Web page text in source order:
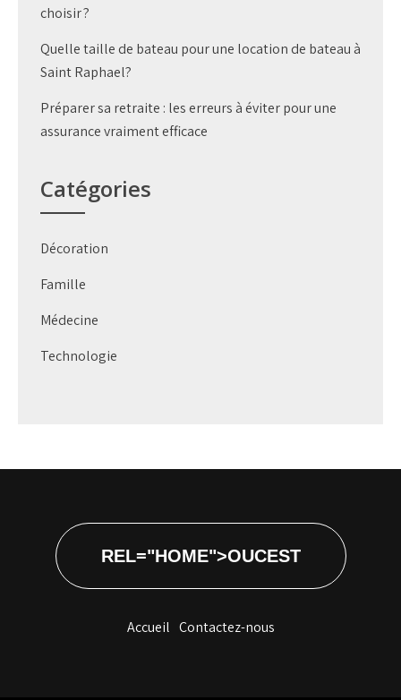
choisir ?
Quelle taille de bateau pour une location de bateau à
Saint Raphael?
Préparer sa retraite : les erreurs à éviter pour une
assurance vraiment efficace
Catégories
Décoration
Famille
Médecine
Technologie
REL="HOME">OUCEST
Accueil Contactez-nous